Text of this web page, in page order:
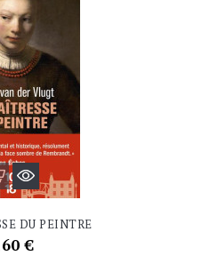
DU PEINTRE
€